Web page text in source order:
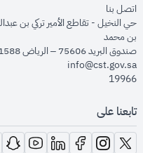
اتصل بنا
حي النخيل - تقاطع الأمير تركي بن
بن محمد
صندوق البريد 75606 – الرياض 11588
info@cst.gov.sa
19966
تابعنا على
opens in new window
opens in new window
opens in new window
in new window
window